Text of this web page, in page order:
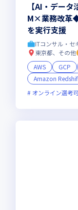
【AI・デー
M×業務改革
を実行支援
東京都、その他
AWS
GCP
Amazon
オンライン選考